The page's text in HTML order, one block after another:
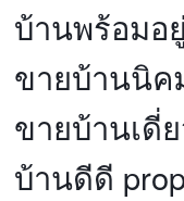
บ้านพร้อมอ
ขายบ้านนิค
ขายบ้านเดี่
บ้านดีดี